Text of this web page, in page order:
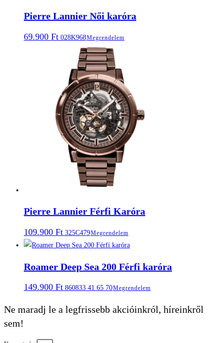
Pierre Lannier Női karóra
69.900 Ft 028K968Megrendelem
Pierre Lannier Férfi Karóra
109.900 Ft 325C479Megrendelem
Roamer Deep Sea 200 Férfi karóra
149.900 Ft 860833 41 65 70Megrendelem
Ne maradj le a legfrissebb akcióinkról, híreinkről
sem!